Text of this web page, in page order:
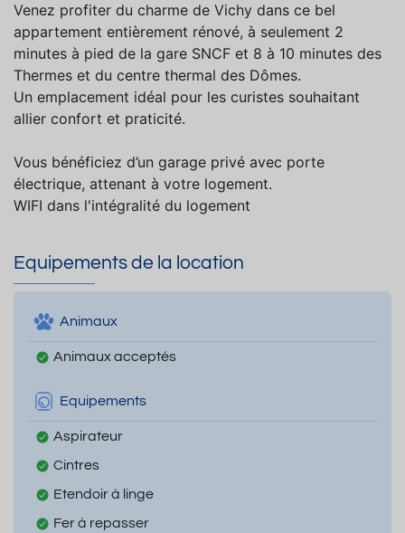
Venez profiter du charme de Vichy dans ce bel
appartement entièrement rénové, à seulement 2
minutes à pied de la gare SNCF et 8 à 10 minutes des
Thermes et du centre thermal des Dômes.
Un emplacement idéal pour les curistes souhaitant
allier confort et praticité.
Vous bénéficiez d’un garage privé avec porte
électrique, attenant à votre logement.
WIFI dans l'intégralité du logement
Equipements de la location
Animaux
Animaux acceptés
Equipements
Aspirateur
Cintres
Etendoir à linge
Fer à repasser